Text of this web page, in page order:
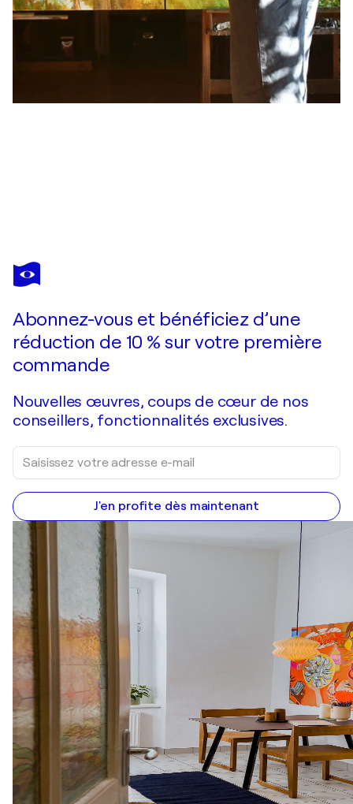
ADAM FAGLIO
On the way to Tesco
Abonnez-vous et bénéficiez d’une
réduction de 10 % sur votre première
commande
Nouvelles œuvres, coups de cœur de nos
conseillers, fonctionnalités exclusives.
J'en profite dès maintenant